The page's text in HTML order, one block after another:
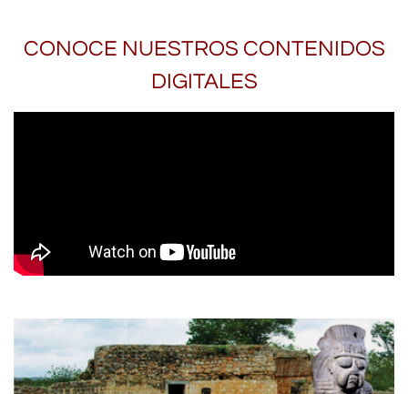
CONOCE NUESTROS CONTENIDOS
DIGITALES